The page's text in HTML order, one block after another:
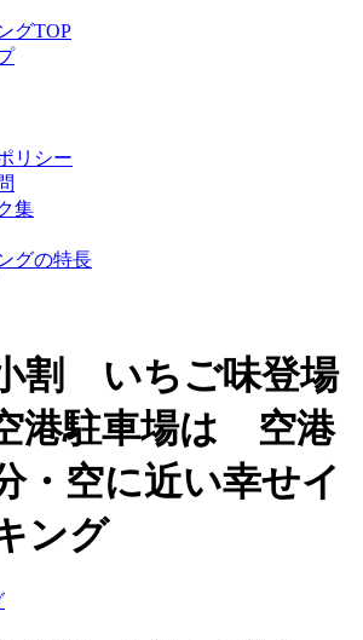
グTOP
リシー
集
グの特長
割 いちご味登場
港駐車場は 空港
・空に近い幸せイ
ング